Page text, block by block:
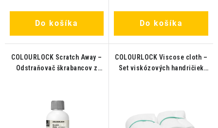
Do košíka Do košíka
COLOURLOCK Scratch Away –
Odstraňovač škrabancov z
COLOURLOCK Viscose cloth –
Set viskózových handričiek